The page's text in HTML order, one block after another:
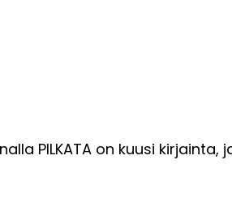
PILKATA on kuusi kirjainta,